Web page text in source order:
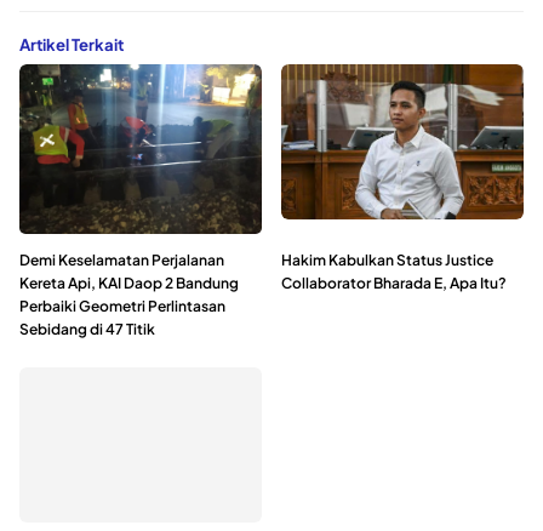
Artikel Terkait
Demi Keselamatan Perjalanan
Kereta Api, KAI Daop 2 Bandung
Perbaiki Geometri Perlintasan
Sebidang di 47 Titik
Hakim Kabulkan Status Justice
Collaborator Bharada E, Apa Itu?